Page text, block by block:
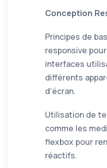
Conception
Principes de
responsive
interfaces
différents
d’écran.
Utilisation de
comme les
flexbox pour
réactifs.